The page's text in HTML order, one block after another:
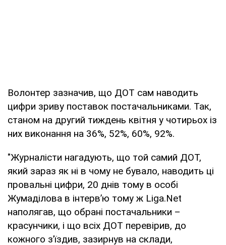
Волонтер зазначив, що ДОТ сам наводить
цифри зриву поставок постачальниками. Так,
станом на другий тиждень квітня у чотирьох із
них виконання на 36%, 52%, 60%, 92%.
"Журналісти нагадують, що той самий ДОТ,
який зараз як ні в чому не бувало, наводить ці
провальні цифри, 20 днів тому в особі
Жумаділова в інтерв’ю тому ж Liga.Net
наполягав, що обрані постачальники –
красунчики, і що всіх ДОТ перевірив, до
кожного з’їздив, зазирнув на склади,